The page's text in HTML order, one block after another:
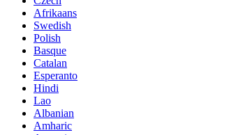
Afrikaans
Swedish
Polish
Basque
Catalan
Esperanto
Hindi
Lao
Albanian
Amharic